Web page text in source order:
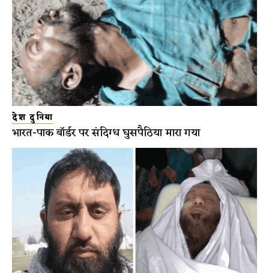
देश दुनिया
भारत-पाक बॉर्डर पर संदिग्ध घुसपैठिया मारा गया